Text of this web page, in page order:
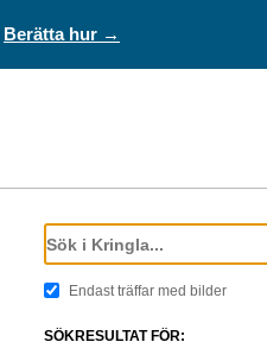
Berätta hur →
Endast träffar med bilder
SÖKRESULTAT FÖR: